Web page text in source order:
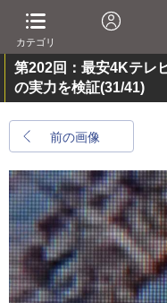
カテゴリ
第202回：最安4Kテレ
の実力を検証(31/41)
前の画像